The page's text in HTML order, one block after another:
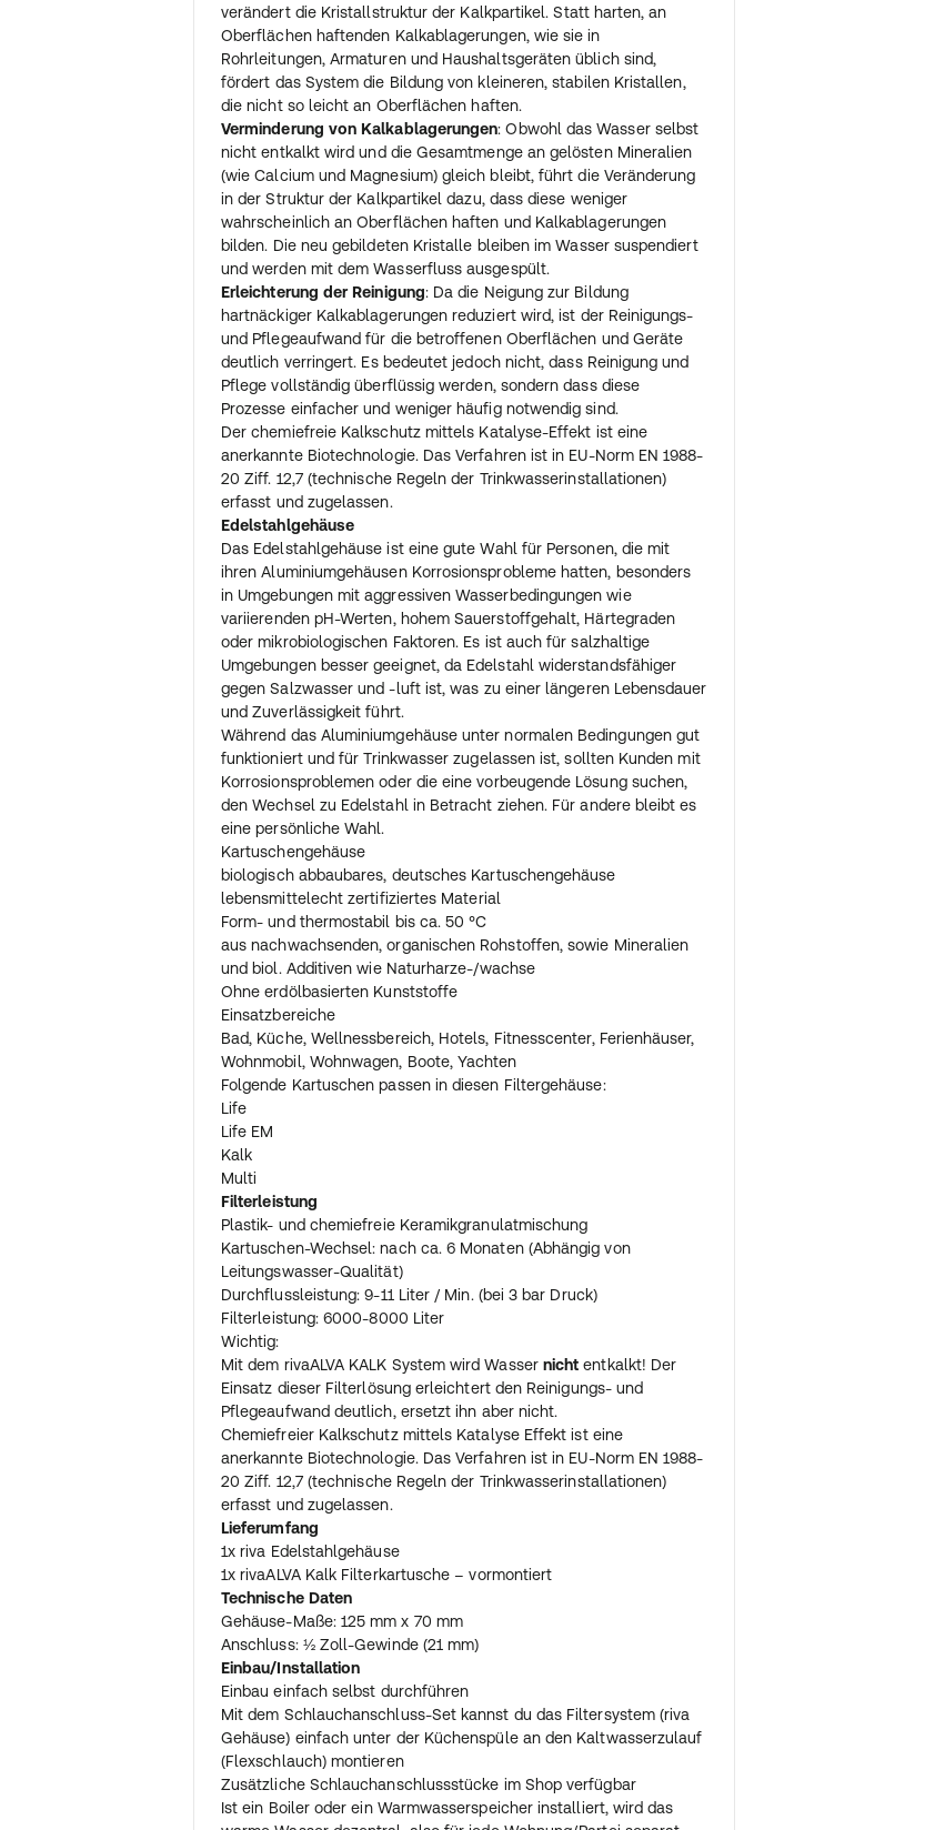
verändert die Kristallstruktur der Kalkpartikel. Statt harten, an
Oberflächen haftenden Kalkablagerungen, wie sie in
Rohrleitungen, Armaturen und Haushaltsgeräten üblich sind,
fördert das System die Bildung von kleineren, stabilen Kristallen,
die nicht so leicht an Oberflächen haften.
Verminderung von Kalkablagerungen: Obwohl das Wasser selbst
nicht entkalkt wird und die Gesamtmenge an gelösten Mineralien
(wie Calcium und Magnesium) gleich bleibt, führt die Veränderung
in der Struktur der Kalkpartikel dazu, dass diese weniger
wahrscheinlich an Oberflächen haften und Kalkablagerungen
bilden. Die neu gebildeten Kristalle bleiben im Wasser suspendiert
und werden mit dem Wasserfluss ausgespült.
Erleichterung der Reinigung: Da die Neigung zur Bildung
hartnäckiger Kalkablagerungen reduziert wird, ist der Reinigungs-
und Pflegeaufwand für die betroffenen Oberflächen und Geräte
deutlich verringert. Es bedeutet jedoch nicht, dass Reinigung und
Pflege vollständig überflüssig werden, sondern dass diese
Prozesse einfacher und weniger häufig notwendig sind.
Der chemiefreie Kalkschutz mittels Katalyse-Effekt ist eine
anerkannte Biotechnologie. Das Verfahren ist in EU-Norm EN 1988-
20 Ziff. 12,7 (technische Regeln der Trinkwasserinstallationen)
erfasst und zugelassen.
Edelstahlgehäuse
Das Edelstahlgehäuse ist eine gute Wahl für Personen, die mit
ihren Aluminiumgehäusen Korrosionsprobleme hatten, besonders
in Umgebungen mit aggressiven Wasserbedingungen wie
variierenden pH-Werten, hohem Sauerstoffgehalt, Härtegraden
oder mikrobiologischen Faktoren. Es ist auch für salzhaltige
Umgebungen besser geeignet, da Edelstahl widerstandsfähiger
gegen Salzwasser und -luft ist, was zu einer längeren Lebensdauer
und Zuverlässigkeit führt.
Während das Aluminiumgehäuse unter normalen Bedingungen gut
funktioniert und für Trinkwasser zugelassen ist, sollten Kunden mit
Korrosionsproblemen oder die eine vorbeugende Lösung suchen,
den Wechsel zu Edelstahl in Betracht ziehen. Für andere bleibt es
eine persönliche Wahl.
Kartuschengehäuse
biologisch abbaubares, deutsches Kartuschengehäuse
lebensmittelecht zertifiziertes Material
Form- und thermostabil bis ca. 50 °C
aus nachwachsenden, organischen Rohstoffen, sowie Mineralien
und biol. Additiven wie Naturharze-/wachse
Ohne erdölbasierten Kunststoffe
Einsatzbereiche
Bad, Küche, Wellnessbereich, Hotels, Fitnesscenter, Ferienhäuser,
Wohnmobil, Wohnwagen, Boote, Yachten
Folgende Kartuschen passen in diesen Filtergehäuse:
Life
Life EM
Kalk
Multi
Filterleistung
Plastik- und chemiefreie Keramikgranulatmischung
Kartuschen-Wechsel: nach ca. 6 Monaten (Abhängig von
Leitungswasser-Qualität)
Durchflussleistung: 9-11 Liter / Min. (bei 3 bar Druck)
Filterleistung: 6000-8000 Liter
Wichtig:
Mit dem rivaALVA KALK System wird Wasser nicht entkalkt! Der
Einsatz dieser Filterlösung erleichtert den Reinigungs- und
Pflegeaufwand deutlich, ersetzt ihn aber nicht.
Chemiefreier Kalkschutz mittels Katalyse Effekt ist eine
anerkannte Biotechnologie. Das Verfahren ist in EU-Norm EN 1988-
20 Ziff. 12,7 (technische Regeln der Trinkwasserinstallationen)
erfasst und zugelassen.
Lieferumfang
1x riva Edelstahlgehäuse
1x rivaALVA Kalk Filterkartusche – vormontiert
Technische Daten
Gehäuse-Maße: 125 mm x 70 mm
Anschluss: ½ Zoll-Gewinde (21 mm)
Einbau/Installation
Einbau einfach selbst durchführen
Mit dem Schlauchanschluss-Set kannst du das Filtersystem (riva
Gehäuse) einfach unter der Küchenspüle an den Kaltwasserzulauf
(Flexschlauch) montieren
Zusätzliche Schlauchanschlussstücke im Shop verfügbar
Ist ein Boiler oder ein Warmwasserspeicher installiert, wird das